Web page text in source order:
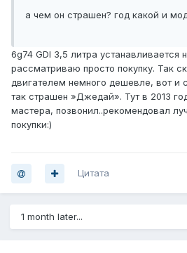
а чем он страшен? год какой и
6g74 GDI 3,5 литра устанавливается
рассматриваю просто покупку. Так
двигателем немного дешевле, вот и
так страшен »Джедай». Тут в 2013
мастера, позвонил..рекомендовал
покупки:)
Цитата
1 month later...